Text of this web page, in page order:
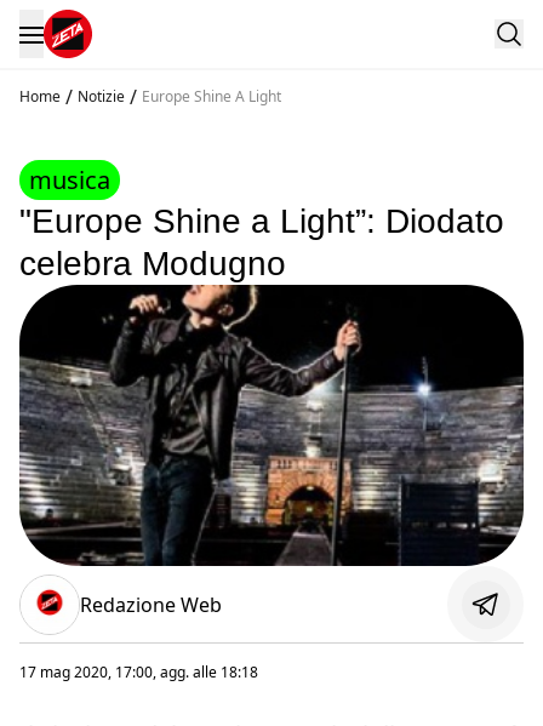
Home / Notizie / Europe Shine A Light
musica
"Europe Shine a Light”: Diodato
celebra Modugno
Redazione Web
17 mag 2020, 17:00, agg. alle 18:18